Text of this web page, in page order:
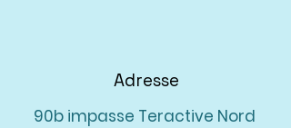
Adresse
90b impasse Teractive Nord